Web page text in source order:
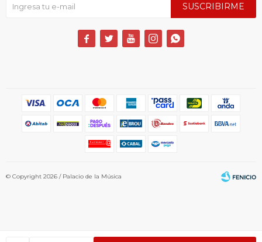
SUSCRIBIRME
    
© Copyright 2026 / Palacio de la Música